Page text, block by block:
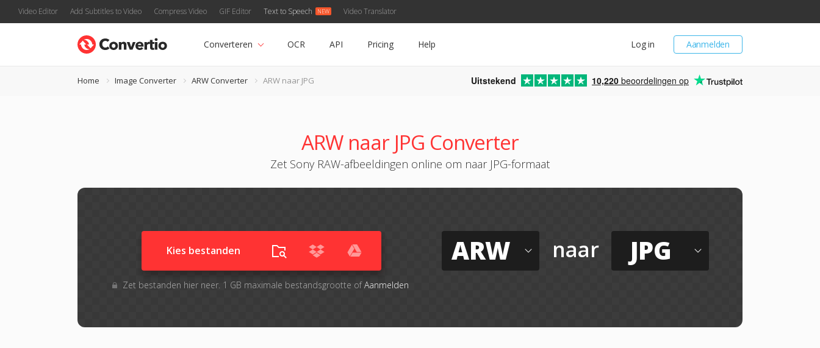
Video Editor Add Subtitles to Video Compress Video GIF Editor Text to Speech Video Translator
Aanmelden
Log in
Converteren OCR API Pricing Help
Home Image Converter ARW Converter ARW naar JPG Uitstekend 10,220 beoordelingen op
ARW naar JPG Converter
Zet Sony RAW-afbeeldingen online om naar JPG-formaat
Kies bestanden
Zet bestanden hier neer. 1 GB maximale bestandsgrootte ofAanmelden
ARW naar JPG